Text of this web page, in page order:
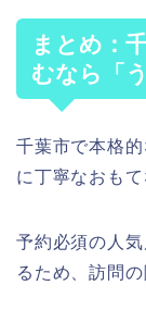
まとめ：
むなら「
千葉市で本格
に丁寧なおも
予約必須の人
るため、訪問